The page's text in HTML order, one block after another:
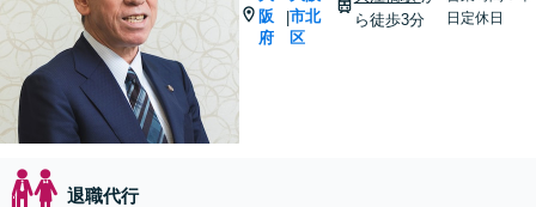
阪
府
|市北
区
ら徒歩3分
日定休日
退職代行